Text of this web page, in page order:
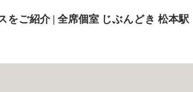
をご紹介 | 全席個室 じぶんどき 松本駅